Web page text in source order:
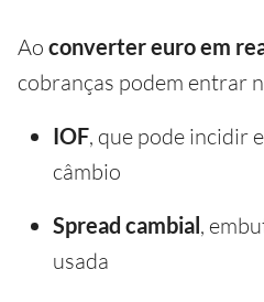
Ao converter euro em
cobranças podem entrar
IOF, que pode incidir
câmbio
Spread cambial,
usada